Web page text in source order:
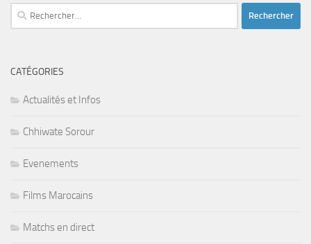
Rechercher :
CATÉGORIES
Actualités et Infos
Chhiwate Sorour
Evenements
Films Marocains
Matchs en direct